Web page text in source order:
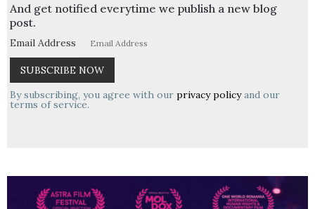
And get notified everytime we publish a new blog
post.
Email Address
By subscribing, you agree with our privacy policyand our
terms of service.